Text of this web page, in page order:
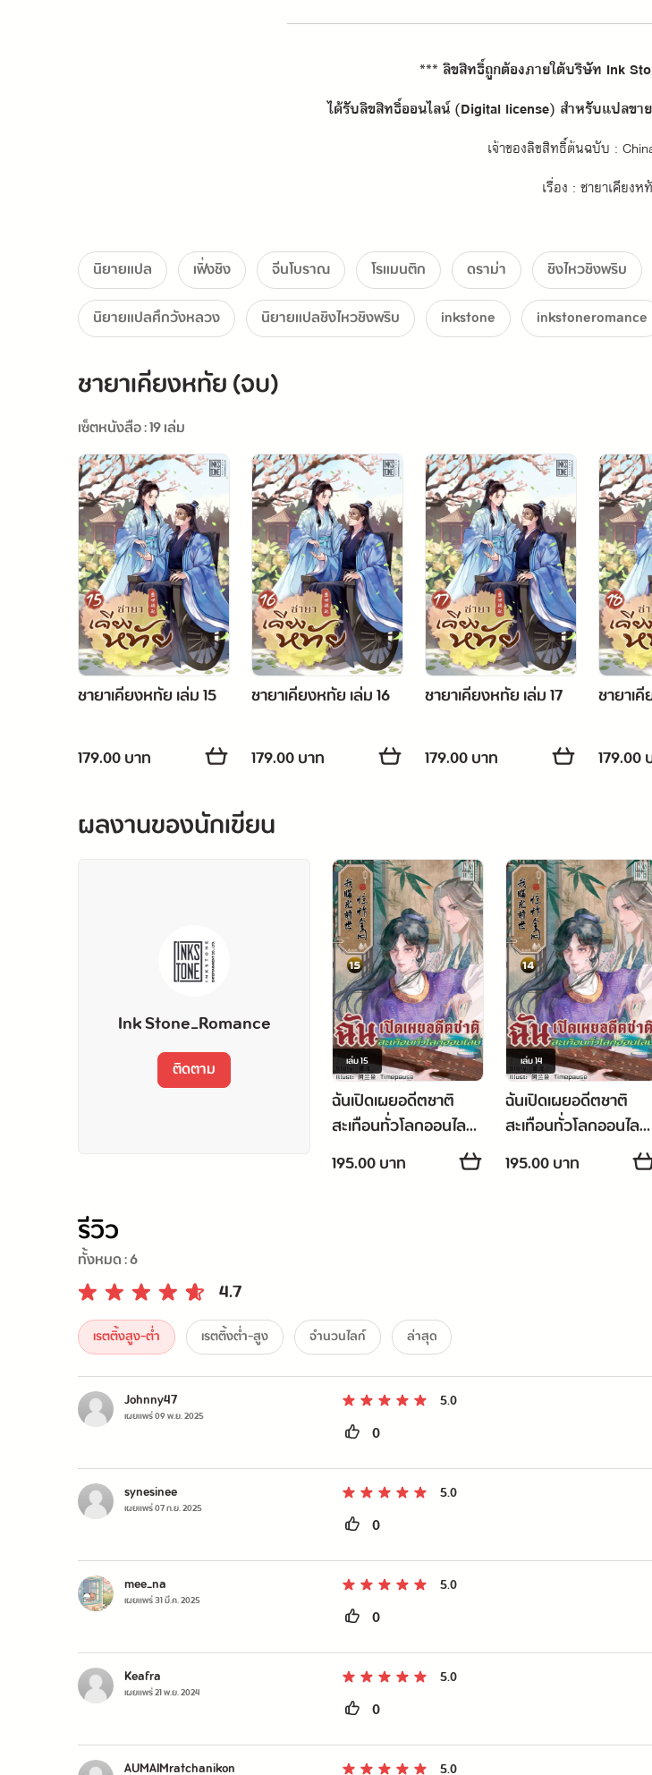
*** ลิขสิทธิ์ถูกต้องภายใต้บริษัท Ink
ได้รับลิขสิทธิ์ออนไลน์ (Digital license) สำหรับแปลขา
เจ้าของลิขสิทธิ์ต้นฉบับ :
เรื่อง : ชายาเคียงห
ผู้แปล : ปิงถังหูลู่
บรรณาธิการ : แป้ง
ปก : Shadow Pink
©2020 Ink Stone Entertainment Co.,
Thai translation rights arranged with China
นิยายแปล เฟิ่งชิง จีนโบราณ โรแมนติก ดราม่า ชิงไหวชิงพริบ
นิยายแปลศึกวังหลวง
นิยายแปลชิงไหวชิงพริบ inkstone inkstoneromance
ชายาเคียงหทัย (จบ)
เซ็ตหนังสือ : 19 เล่ม
ชายาเคียงหทัย เล่ม 15
179.00 บาท
ชายาเคียงหทัย เล่ม 16
179.00 บาท
ชายาเคียงหทัย เล่ม 17
179.00 บาท
ชายาเ
179.00
ผลงานของนักเขียน
Ink Stone_Romance
ติดตาม เล่ม15
ฉันเปิดเผยอดีตชาติ
สะเทือนทั่วโลกออนไลน์
เล่ม 15
195.00 บาท
เล่ม14
ฉันเปิดเผยอดีตชาติ
สะเทือนทั่วโลกออนไลน์
เล่ม 14
195.00 บาท
รีวิว
ทั้งหมด :6
4.7
เรตติ้งสูง-ต่ำ เรตติ้งต่ำ-สูง จำนวนไลก์ ล่าสุด
Johnny47
เผยแพร่09 พ.ย. 2025
5.0
0
synesinee
เผยแพร่07 ก.ย. 2025
5.0
0
mee_na
เผยแพร่31 มี.ค. 2025
5.0
0
Keafra
เผยแพร่21 พ.ย. 2024
5.0
0
AUMAIMratchanikon
5.0